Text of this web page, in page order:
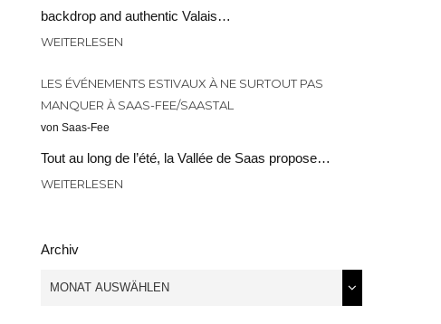
backdrop and authentic Valais…
WEITERLESEN
LES ÉVÉNEMENTS ESTIVAUX À NE SURTOUT PAS
MANQUER À SAAS-FEE/SAASTAL
von Saas-Fee
Tout au long de l’été, la Vallée de Saas propose…
WEITERLESEN
Archiv